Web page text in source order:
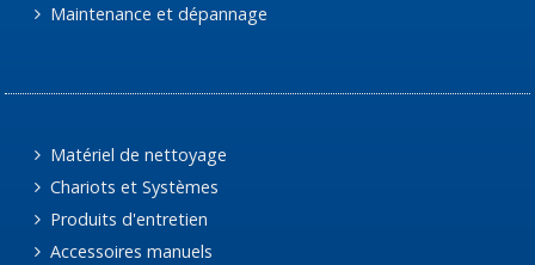
Maintenance et dépannage
Matériel de nettoyage
Chariots et Systèmes
Produits d'entretien
Accessoires manuels